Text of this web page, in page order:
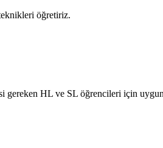
öğretiriz.
gereken HL ve SL öğrencileri için